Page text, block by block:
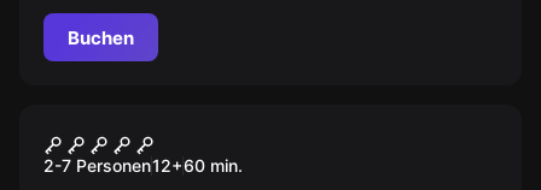
Buchen
Ö-800
2-7 Personen12+60 min.